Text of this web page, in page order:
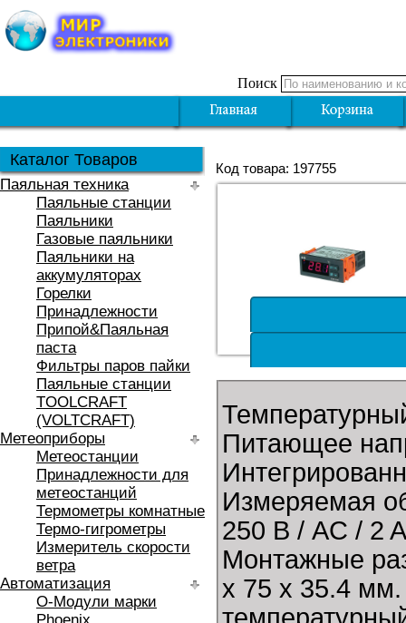
Поиск
Каталог Товаров
Паяльная техника
Паяльные станции
Паяльники
Газовые паяльники
Паяльники на
аккумуляторах
Горелки
Принадлежности
Припой&Паяльная
паста
Фильтры паров пайки
Паяльные станции
TOOLCRAFT
(VOLTCRAFT)
Метеоприборы
Метеостанции
Принадлежности для
метеостанций
Термометры комнатные
Термо-гигрометры
Измеритель скорости
ветра
Автоматизация
O-Модули марки
Код товара: 197755
Питающее
Измеряемая
250 В / AC / 2
Монтажные
x 75 x 35.4